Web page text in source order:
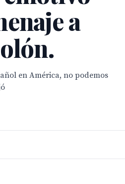
a
en América, no podemos